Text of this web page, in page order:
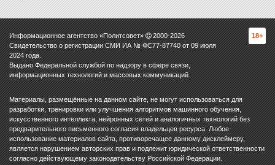
Информационное агентство «Политсовет» 2000-2026
Свидетельство о регистрации СМИ ИА № ФС77-87740 от 09 июля
2024 года.
Выдано Федеральной службой по надзору в сфере связи,
информационных технологий и массовых коммуникаций.
18+
Материалы, размещённые на данном сайте, не могут использоваться для
разработки, тренировки или улучшения алгоритмов машинного обучения,
искусственного интеллекта, нейронных сетей и аналогичных технологий без
предварительного письменного согласия владельцев ресурса. Любое
использование материалов сайта, противоречащее данному дисклеймеру,
является нарушением авторских прав и подлежит юридической ответственности
согласно действующему законодательству Российской Федерации.